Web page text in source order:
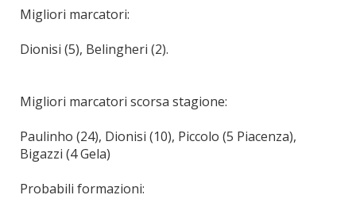
Migliori marcatori:
Dionisi (5), Belingheri (2).
Migliori marcatori scorsa stagione:
Paulinho (24), Dionisi (10), Piccolo (5 Piacenza),
Bigazzi (4 Gela)
Probabili formazioni: